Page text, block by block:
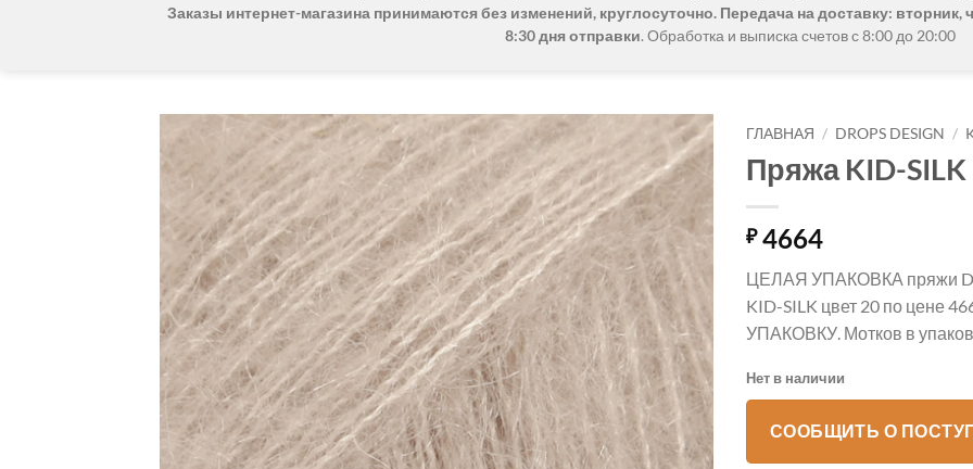
Заказы интернет-магазина принимаются без изменений, круглосуточно. Передача на доставку: вторник,
8:30 дня отправки. Обработка и выписка счетов с 8:00 до 20:00
Добавить в
избранное.
ГЛАВНАЯ / DROPS DESIGN /
Пряжа KID-SILK
₽4664
ЦЕЛАЯ УПАКОВКА пряжи
KID-SILK цвет 20 по цене
УПАКОВКУ. Мотков в
Нет в наличии
СООБЩИТЬ О